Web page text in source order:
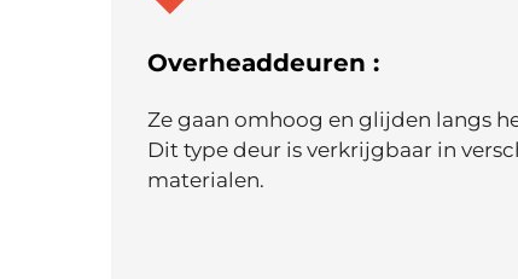
Overheaddeuren :
Ze gaan omhoog en glijden langs
Dit type deur is verkrijgbaar in
materialen.